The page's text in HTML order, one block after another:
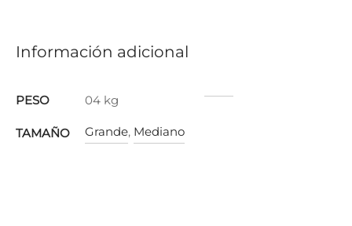
Información adicional
PESO 04 kg
TAMAÑO Grande, Mediano